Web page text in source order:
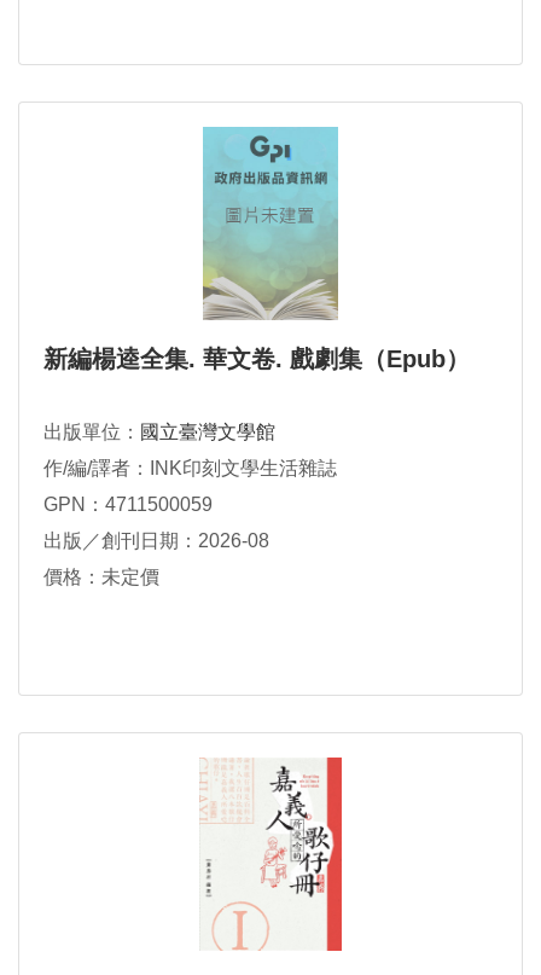
新編楊逵全集. 華文卷. 戲劇集（Epub）
出版單位： 國立臺灣文學館
作/編/譯者：INK印刻文學生活雜誌
GPN：4711500059
出版／創刊日期：2026-08
價格：未定價